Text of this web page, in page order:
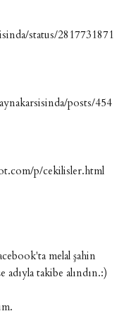
status/2817731871
posts/454
p/cekilisler.html
melal şahin
takibe alındın.:)